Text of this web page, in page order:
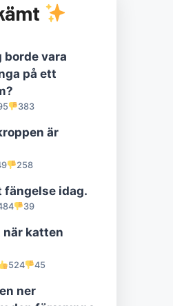
vara
på ett
383
är
258
fängelse idag.
39
när katten
524 45
ner